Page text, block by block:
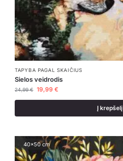
TAPYBA PAGAL SKAIČIUS
Sielos veidrodis
24,99€ 19,99 €
Į krepšelį
40x50 cm